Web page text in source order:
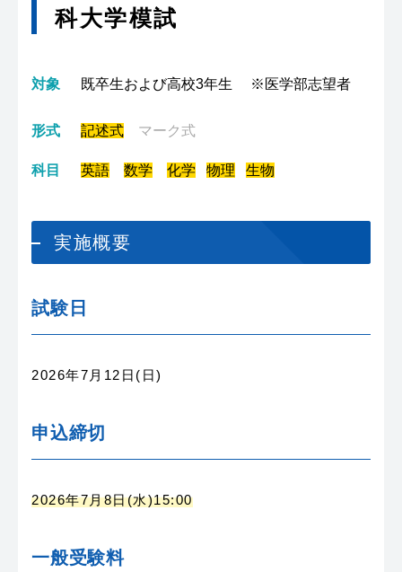
科大学模試
対象 既卒生および高校3年生 ※医学部志望者
形式 記述式 マーク式
科目 英語 数学 化学 物理 生物
実施概要
試験日
2026年7月12日(日)
申込締切
2026年7月8日(水)15:00
一般受験料